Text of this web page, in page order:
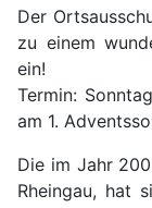
Der
zu einem
ein!
Termin:
am 1.
Die im Jahr
Rheingau, hat